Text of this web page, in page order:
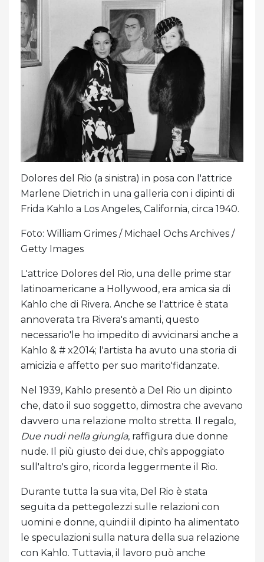
Dolores del Rio (a sinistra) in posa con l'attrice
Marlene Dietrich in una galleria con i dipinti di
Frida Kahlo a Los Angeles, California, circa 1940.
Foto: William Grimes / Michael Ochs Archives /
Getty Images
L'attrice Dolores del Rio, una delle prime star
latinoamericane a Hollywood, era amica sia di
Kahlo che di Rivera. Anche se l'attrice è stata
annoverata tra Rivera's amanti, questo
necessario'le ho impedito di avvicinarsi anche a
Kahlo & # x2014; l'artista ha avuto una storia di
amicizia e affetto per suo marito'fidanzate.
Nel 1939, Kahlo presentò a Del Rio un dipinto
che, dato il suo soggetto, dimostra che avevano
davvero una relazione molto stretta. Il regalo,
Due nudi nella giungla, raffigura due donne
nude. Il più giusto dei due, chi's appoggiato
sull'altro's giro, ricorda leggermente il Rio.
Durante tutta la sua vita, Del Rio è stata
seguita da pettegolezzi sulle relazioni con
uomini e donne, quindi il dipinto ha alimentato
le speculazioni sulla natura della sua relazione
con Kahlo. Tuttavia, il lavoro può anche